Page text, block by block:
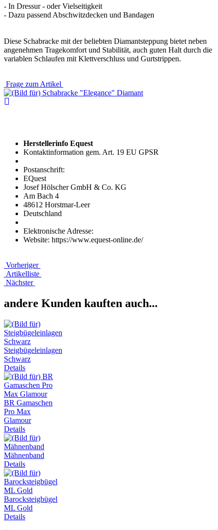
- In Dressur - oder Vielseitigkeit
- Dazu passend Abschwitzdecken und Bandagen
Diese Schabracke mit der beliebten Diamantsteppung bietet neben
angenehmen Tragekomfort und Stabilität, auch guten Halt durch die
variablen Schlaufen mit Klettverschluss und Gurtstrippen.
Frage zum Artikel
Herstellerinfo Equest
Kontaktinformation gem. Art. 19 EU GPSR
Postanschrift:
EQuest
Josef Hölscher GmbH & Co. KG
Am Bach 4
48612 Horstmar-Leer
Deutschland
Elektronische Adresse:
Website: https://www.equest-online.de/
Vorheriger
Artikelliste
Nächster
andere Kunden kauften auch...
Steigbügeleinlagen
Schwarz
Details
BR Gamaschen
Pro Max
Glamour
Details
Mähnenband
Details
Barocksteigbügel
ML Gold
Details